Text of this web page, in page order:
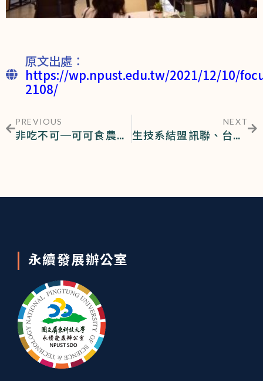
原文出處：
https://wp.npust.edu.tw/2021/12/10/
2108/
PREVIOUS
非吃不可─可可食農教育體驗營暨科技農業新趨勢
NEXT
生技系結盟訊聯、台灣獸醫再生醫學會開拓寵物醫療新紀元
永續發展辦公室